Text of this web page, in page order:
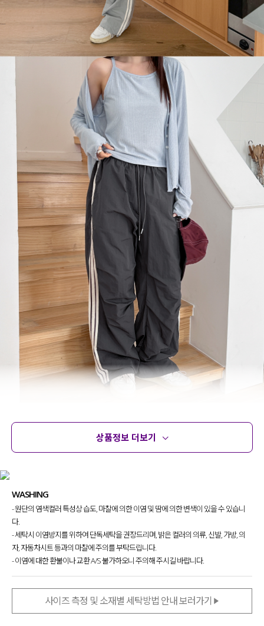
상품정보 더보기
WASHING
- 원단의 염색컬러 특성상 습도, 마찰에 의한 이염 및 땀에 의한 변색이 있을 수 있습니
다.
- 세탁시 이염방지를 위하여 단독세탁을 권장드리며, 밝은 컬러의 의류, 신발, 가방, 의
자, 자동차시트 등과의 마찰에 주의를 부탁드립니다.
- 이염에 대한 환불이나 교환 A/S 불가하오니 주의해 주시길 바랍니다.
사이즈 측정 및 소재별 세탁방법 안내 보러가기